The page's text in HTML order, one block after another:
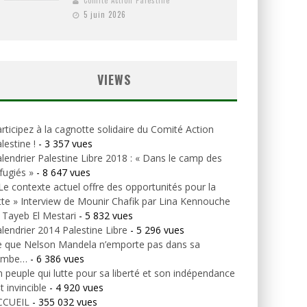
5 juin 2026
VIEWS
à la cagnotte solidaire du Comité Action
! - 3 357 vues
Palestine Libre 2018 : « Dans le camp des
» - 8 647 vues
contexte actuel offre des opportunités pour la
» Interview de Mounir Chafik par Lina Kennouche
El Mestari - 5 832 vues
2014 Palestine Libre - 5 296 vues
que Nelson Mandela n’emporte pas dans sa
- 6 386 vues
peuple qui lutte pour sa liberté et son indépendance
invincible - 4 920 vues
- 355 032 vues